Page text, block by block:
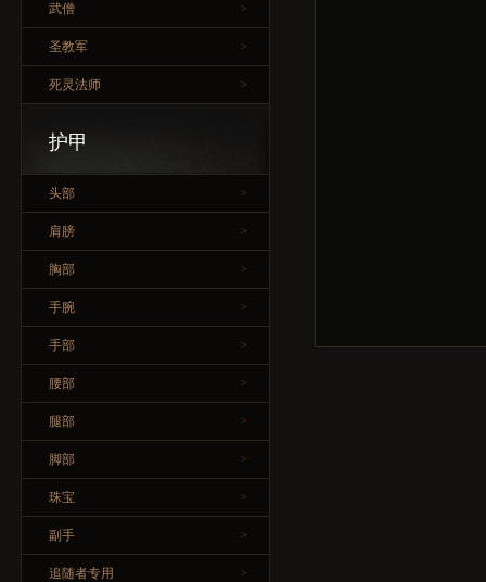
武僧 >
圣教军 >
死灵法师 >
护甲
头部 >
肩膀 >
胸部 >
手腕 >
手部 >
腰部 >
腿部 >
脚部 >
珠宝 >
副手 >
追随者专用 >